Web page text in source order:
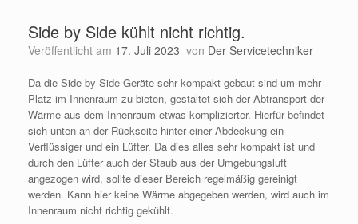
Side by Side kühlt nicht richtig.
Veröffentlicht am 17. Juli 2023 von Der Servicetechniker
Da die Side by Side Geräte sehr kompakt gebaut sind um mehr
Platz im Innenraum zu bieten, gestaltet sich der Abtransport der
Wärme aus dem Innenraum etwas komplizierter. Hierfür befindet
sich unten an der Rückseite hinter einer Abdeckung ein
Verflüssiger und ein Lüfter. Da dies alles sehr kompakt ist und
durch den Lüfter auch der Staub aus der Umgebungsluft
angezogen wird, sollte dieser Bereich regelmäßig gereinigt
werden. Kann hier keine Wärme abgegeben werden, wird auch im
Innenraum nicht richtig gekühlt.